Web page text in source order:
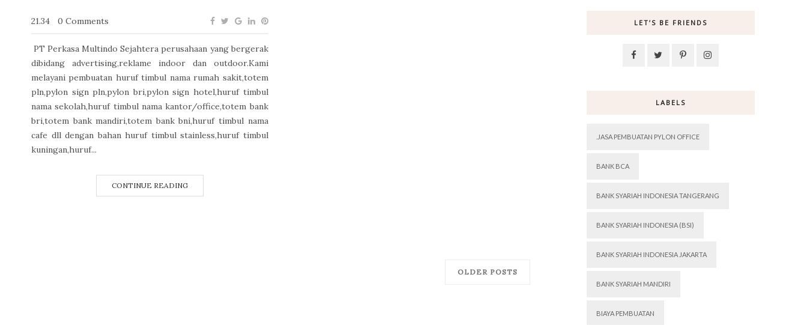
21.34 0 Comments
PT Perkasa Multindo Sejahtera perusahaan yang bergerak
dibidang advertising,reklame indoor dan outdoor.Kami
melayani pembuatan huruf timbul nama rumah sakit,totem
pln,pylon sign pln,pylon bri,pylon sign hotel,huruf timbul
nama sekolah,huruf timbul nama kantor/office,totem bank
bri,totem bank mandiri,totem bank bni,huruf timbul nama
cafe dll dengan bahan huruf timbul stainless,huruf timbul
kuningan,huruf...
CONTINUE READING
OLDER POSTS
LET’S BE FRIENDS
LABELS
.JASA PEMBUATAN PYLON OFFICE
BANK BCA
BANK SYARIAH INDONESIA TANGERANG
BANK SYARIAH INDONESIA (BSI)
BANK SYARIAH INDONESIA JAKARTA
BANK SYARIAH MANDIRI
BIAYA PEMBUATAN